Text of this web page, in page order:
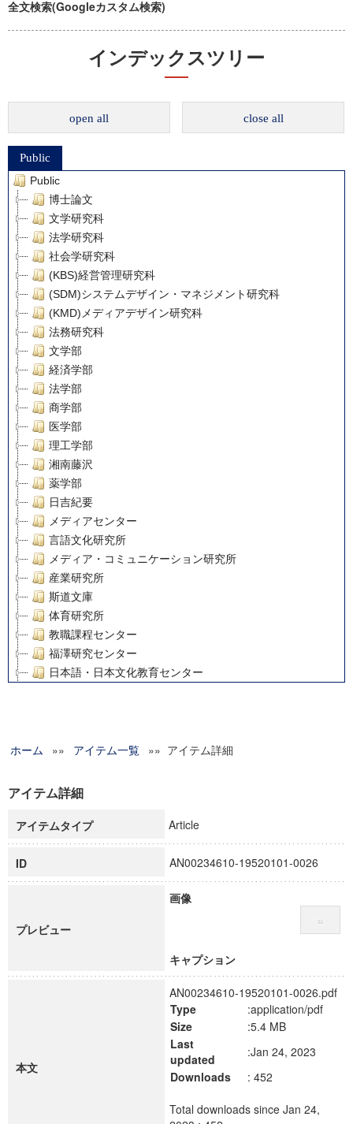
全文検索(Googleカスタム検索)
インデックスツリー
open all close all
Public
Public
博士論文
文学研究科
法学研究科
社会学研究科
(KBS)経営管理研究科
(SDM)システムデザイン・マネジメント研究科
(KMD)メディアデザイン研究科
法務研究科
文学部
経済学部
法学部
商学部
医学部
理工学部
湘南藤沢
薬学部
日吉紀要
メディアセンター
言語文化研究所
メディア・コミュニケーション研究所
産業研究所
斯道文庫
体育研究所
教職課程センター
福澤研究センター
日本語・日本文化教育センター
グローバルリサーチインスティテュート
科学研究費補助金研究成果報告書
慶應義塾大学グローバルCOEプログラム市民社会ガバナンス
慶應義塾大学グローバルCOEプログラム論理と感性の先端的
博士課程教育リーディングプログラム「超成熟社会発展のサ
学術雑誌掲載論文等(8)
ホーム »» アイテム一覧 »» アイテム詳細
アイテム詳細
アイテムタイプ Article
ID AN00234610-19520101-0026
プレビュー
画像
キャプション
本文
AN00234610-19520101-0026.pdf
Type
:application/pdf
Size
:5.4 MB
Last
updated
:Jan 24, 2023
Downloads
: 452
Total downloads since Jan 24,